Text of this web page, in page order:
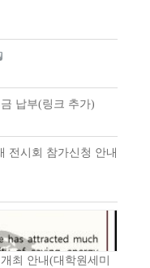
납부(링크 추가)
전시회 참가신청 안내
최 안내(대학원세미